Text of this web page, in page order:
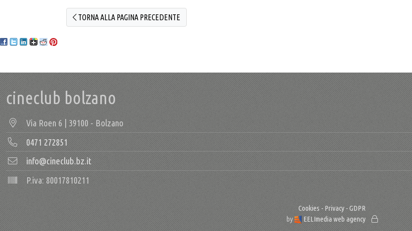
TORNA ALLA PAGINA PRECEDENTE
cineclub bolzano
Via Roen 6 | 39100 - Bolzano
0471 272851
info@cineclub.bz.it
P.iva: 80017810211
Cookies - Privacy - GDPR
by
EELImedia web agency